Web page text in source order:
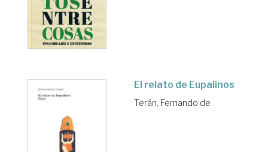
El relato de Eupalinos
Terán, Fernando de